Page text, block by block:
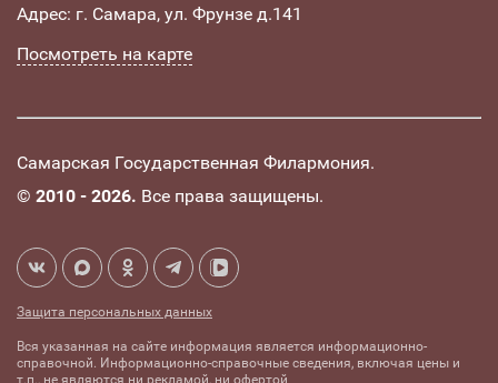
Адрес: г. Самара, ул. Фрунзе д.141
Посмотреть на карте
Самарская Государственная Филармония.
© 2010 - 2026. Все права защищены.
Защита персональных данных
Вся указанная на сайте информация является информационно-
справочной. Информационно-справочные сведения, включая цены и
т.п., не являются ни рекламой, ни офертой